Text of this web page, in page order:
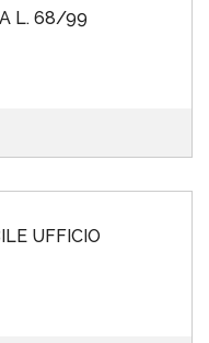
L. 68/99
UFFICIO